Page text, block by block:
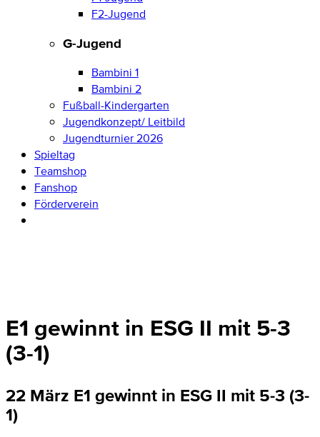
F2-Jugend
G-Jugend
Bambini 1
Bambini 2
Fußball-Kindergarten
Jugendkonzept/ Leitbild
Jugendturnier 2026
Spieltag
Teamshop
Fanshop
Förderverein
E1 gewinnt in ESG II mit 5-3
(3-1)
22 März E1 gewinnt in ESG II mit 5-3 (3-
1)